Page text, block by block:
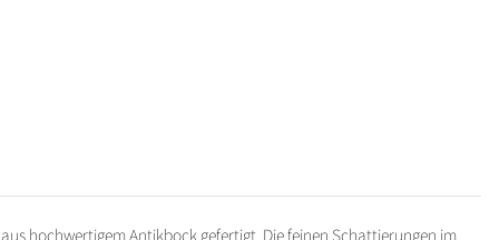
hochwertigem Antikbock gefertigt. Die feinen Schattierungen im